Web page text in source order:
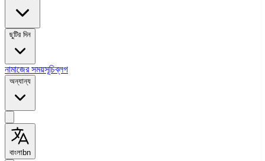
ছুটির দিন
নামাজের সময়সূচিব্লগ
অন্যান্য
বাংলাbn